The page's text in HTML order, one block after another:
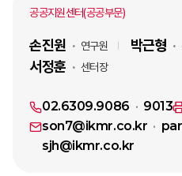
공공지원센터(공공부문)
손진원 연구원 박근형
서정훈 센터장
02.6309.9086 9013
son7@ikmr.co.kr
sjh@ikmr.co.kr